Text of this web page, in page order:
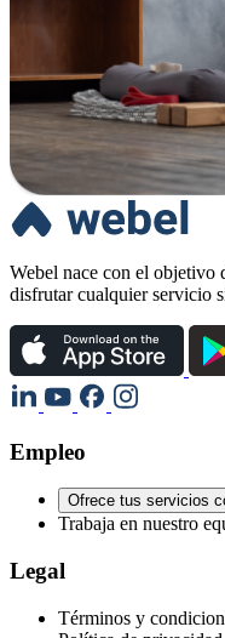
Webel nace con el objetivo
disfrutar cualquier servicio
Empleo
Ofrece tus servicios
Trabaja en nuestro
Legal
Términos y